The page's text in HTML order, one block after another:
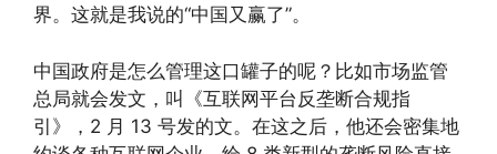
界。这就是我说的“中国又赢了”。
中国政府是怎么管理这口罐子的呢？比如市场监管
总局就会发文，叫《互联网平台反垄断合规指
引》，2 月 13 号发的文。在这之后，他还会密集地